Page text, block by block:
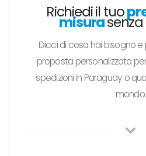
Richiedi il tuo
misura
Dicci di cosa hai bisogno
proposta personalizzata
spedizioni in Paraguay o
mondo.